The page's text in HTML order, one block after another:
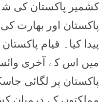
پاکستان اور بھارت
پیدا کیا۔ قیام
میں اس کے آخری
پاکستان پر لگائی